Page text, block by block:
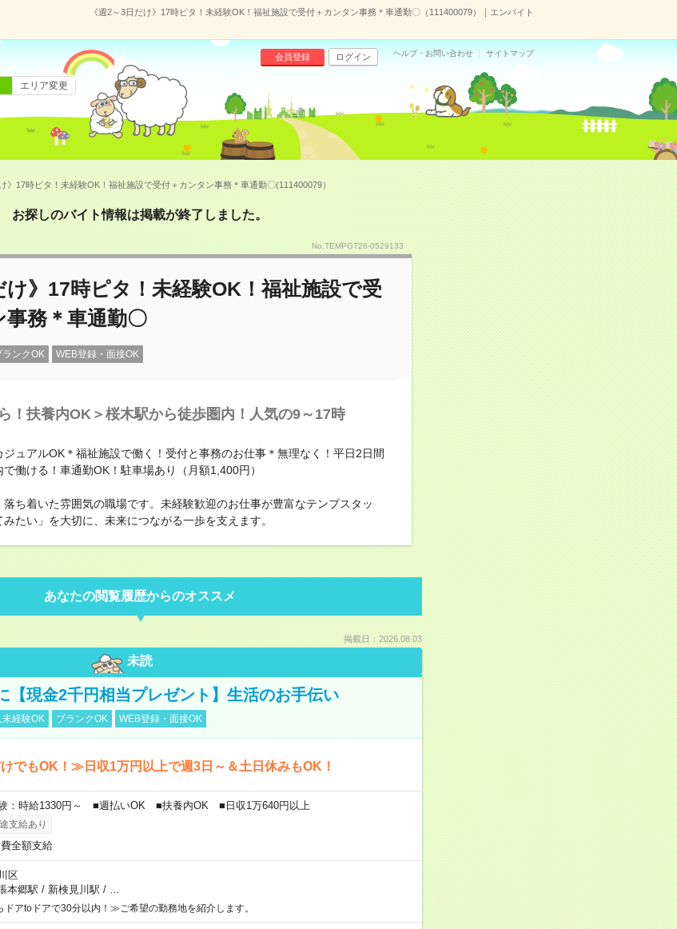
《週2～3日だけ》17時ピタ！未経験OK！福祉施設で受付＋カンタン事務＊車通勤〇（111400079）｜エンバイト
会員登録 ログイン ヘルプ・お問い合わせ サイトマップ
エリア変更
》17時ピタ！未経験OK！福祉施設で受付＋カンタン事務＊車通勤〇(111400079）
お探しのバイト情報は掲載が終了しました。
No.TEMPGT26-0529133
け》17時ピタ！未経験OK！福祉施設で受
務＊車通勤〇
ランクOK WEB登録・面接OK
！扶養内OK＞桜木駅から徒歩圏内！人気の9～17時
ュアルOK＊福祉施設で働く！受付と事務のお仕事＊無理なく！平日2日間
働ける！車通勤OK！駐車場あり（月額1,400円）
ち着いた雰囲気の職場です。未経験歓迎のお仕事が豊富なテンプスタッ
たい」を大切に、未来につながる一歩を支えます。
あなたの閲覧履歴からのオススメ
掲載日：2026.08.03
未読
【現金2千円相当プレゼント】生活のお手伝い
経験OK ブランクOK WEB登録・面接OK
でもOK！≫日収1万円以上で週3日～＆土日休みもOK！
：時給1330円～ ■週払いOK ■扶養内OK ■日収1万640円以上
支給あり
全額支給
区
本郷駅 / 新検見川駅 /
アtoドアで30分以内！≫ご希望の勤務地を紹介します。